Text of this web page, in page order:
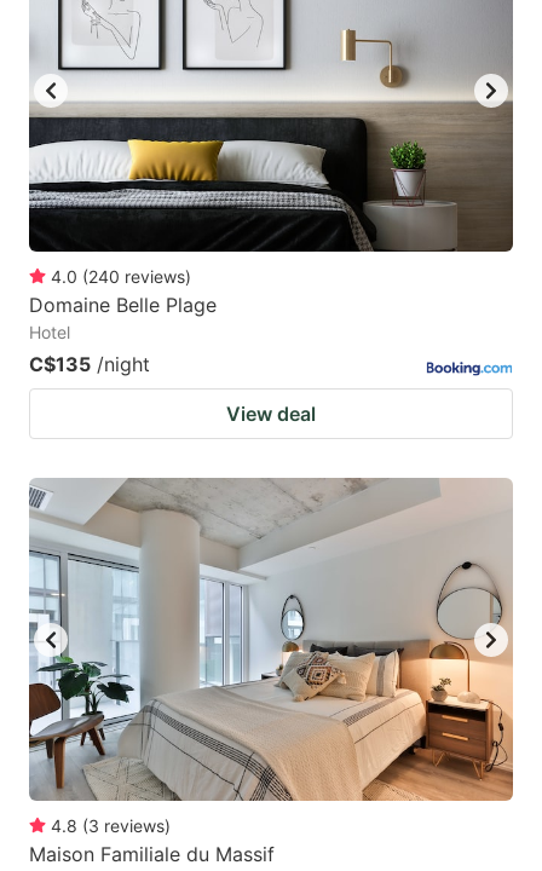
4.0 (240 reviews)
Domaine Belle Plage
Hotel
C$135 /night
View deal
4.8 (3 reviews)
Maison Familiale du Massif